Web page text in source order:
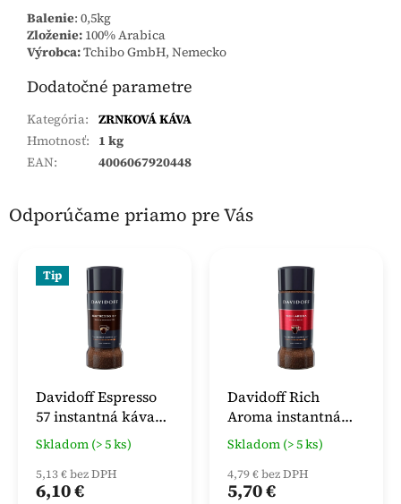
Balenie: 0,5kg
Zloženie: 100% Arabica
Výrobca:Tchibo GmbH, Nemecko
Dodatočné parametre
Kategória: ZRNKOVÁ KÁVA
Hmotnosť: 1 kg
EAN: 4006067920448
Odporúčame priamo pre Vás
Tip
Davidoff Espresso
57 instantná káva
100g
Skladom (> 5 ks)
5,13 € bez DPH
6,10 €
Davidoff Rich
Aroma instantná
káva 100 g
Skladom (> 5 ks)
4,79 € bez DPH
5,70 €